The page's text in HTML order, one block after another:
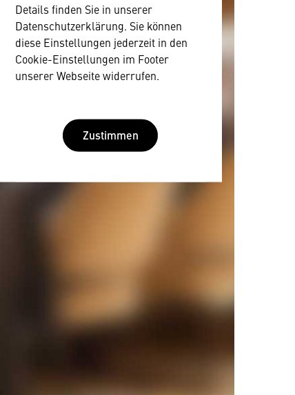
Details finden Sie in unserer
Datenschutzerklärung. Sie können
diese Einstellungen jederzeit in den
Cookie-Einstellungen im Footer
unserer Webseite widerrufen.
Zustimmen